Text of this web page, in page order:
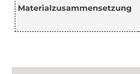
Materialzusammensetzung